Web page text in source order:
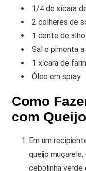
1/4 de xícara
2 colheres de
1 dente de
Sal e pimenta
1 xícara de
Óleo em spray
Como
com
Em um
queijo muçarela,
cebolinha verde